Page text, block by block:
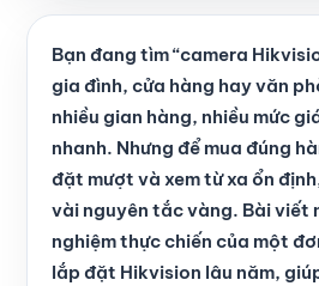
Bạn đang tìm “camera
gia đình, cửa hàng hay văn
nhiều gian hàng, nhiều mức
nhanh. Nhưng để mua đúng
đặt mượt và xem từ xa ổn
vài nguyên tắc vàng. Bài viết
nghiệm thực chiến của một
lắp đặt Hikvision lâu năm,